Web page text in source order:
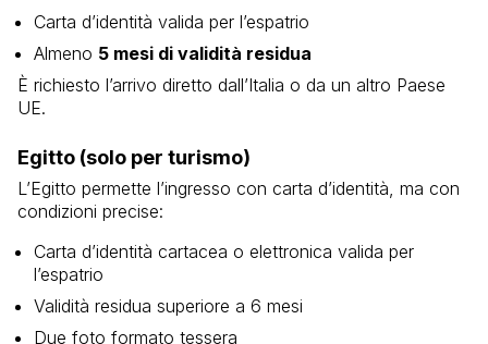
Carta d’identità valida per l’espatrio
Almeno 5 mesi di validità residua
È richiesto l’arrivo diretto dall’Italia o da un altro Paese
UE.
Egitto (solo per turismo)
L’Egitto permette l’ingresso con carta d’identità, ma con
condizioni precise:
Carta d’identità cartacea o elettronica valida per
l’espatrio
Validità residua superiore a 6 mesi
Due foto formato tessera